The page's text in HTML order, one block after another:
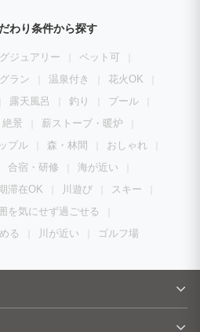
わり条件から探す
ジュアリー
ペット可
ラン 温泉付き
花火OK
露天風呂 釣り
プール
絶景
薪ストーブ・暖炉
プル 森・林間
おしゃれ
合宿・研修
海が近い
滞在OK 川遊び
スキー
を気にせず過ごせる
る 川が近い ゴルフ場